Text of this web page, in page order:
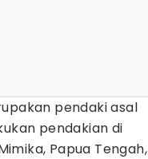
pendaki asal
pendakian di
Papua Tengah,